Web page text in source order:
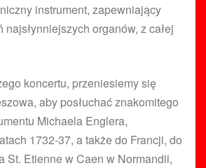
instrument, zapewniający
organów, z całej
koncertu, przeniesiemy się
aby posłuchać znakomitego
Michaela Englera,
1732-37, a także do Francji, do
St. Etienne w Caen w Normandii,